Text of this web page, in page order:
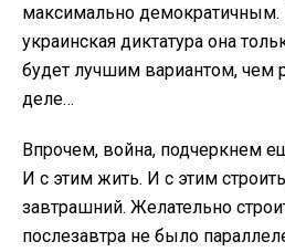
максимально демократичным.
украинская диктатура она
будет лучшим вариантом, чем
деле…
Впрочем, война, подчеркнем
И с этим жить. И с этим
завтрашний. Желательно
послезавтра не было